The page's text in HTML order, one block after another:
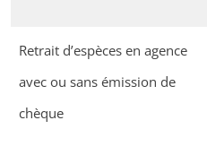
Retrait d’espèces en agence
avec ou sans émission de
chèque